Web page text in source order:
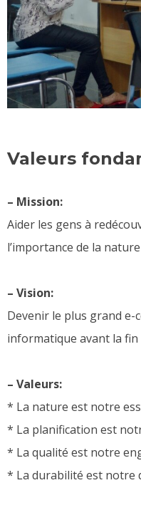
Valeurs
– Mission:
Aider les gens à
l’importance de la
– Vision:
Devenir le plus grand e-
informatique avant la fin
– Valeurs:
* La nature est notre
* La planification est
* La qualité est notre
* La durabilité est notre